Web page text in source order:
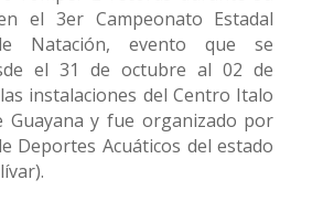
el 3er Campeonato Estadal
Natación, evento que se
el 31 de octubre al 02 de
instalaciones del Centro Italo
Guayana y fue organizado por
Deportes Acuáticos del estado